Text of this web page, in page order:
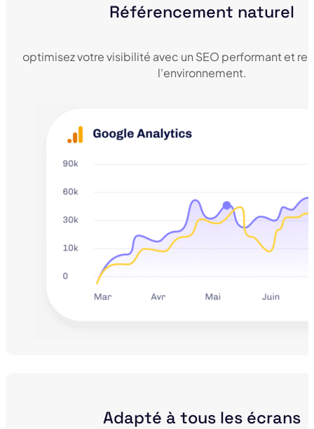
Référencement naturel
optimisez votre visibilité avec un SEO performant et
l'environnement.
Adapté à tous les écrans